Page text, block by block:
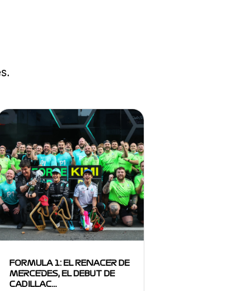
FORMULA 1: EL RENACER DE
MERCEDES, EL DEBUT DE
CADILLAC…